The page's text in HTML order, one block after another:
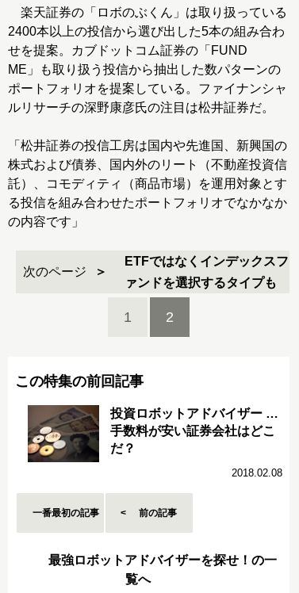
楽天証券の「ロボのぶくん」は取り扱っている
2400本以上の投信から選び出した5本の組み合わ
せを提案。カブドットコム証券の「FUND
ME」も取り扱う投信から抽出した数パターンの
ポートフォリオを提案している。ファイナンシャ
ルリサーチの深野康彦氏の注目は松井証券だ。
「松井証券の投信工房は国内や先進国、新興国の
株式および債券、国内外のリート（不動産投資信
託）、コモディティ（商品市場）を運用対象とす
る投信を組み合わせたポートフォリオでなかなか
の内容です」
次のページ
ETFではなくインデックスフ
ァンドを選択するタイプも
1 2
この特集の前回記事
投資ロボットアドバイザー …
手数料が安い証券会社はどこ
だ？
2018.02.08
一番最初の記事 前の記事
最強ロボットアドバイザーを探せ！の一
覧へ